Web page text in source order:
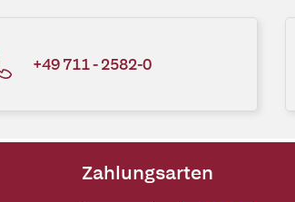
+49 711 - 2582-0
Zahlungsarten